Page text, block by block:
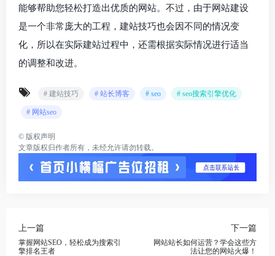
能够帮助您轻松打造出优质的网站。不过，由于网站建设
是一个非常庞大的工程，建站技巧也会因不同的情况变
化，所以在实际建站过程中，还需根据实际情况进行适当
的调整和改进。
# 建站技巧 # 站长博客 # seo # seo搜索引擎优化
# 网站seo
© 版权声明
文章版权归作者所有，未经允许请勿转载。
上一篇
掌握网站SEO，轻松成为搜索引
擎排名王者
下一篇
网站站长如何运营？学会这些方
法让您的网站火爆！